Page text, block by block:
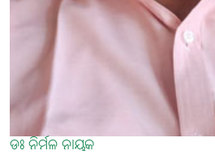
ଡଃ ନିର୍ମଳ ନାୟକ